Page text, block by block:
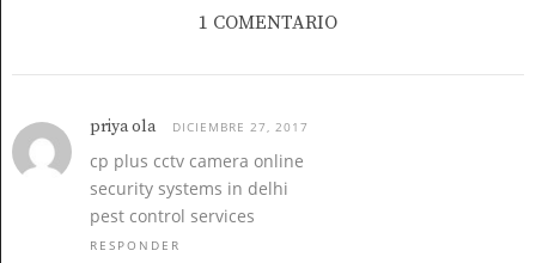
1 COMENTARIO
priya ola DICIEMBRE 27, 2017
cp plus cctv camera online
security systems in delhi
pest control services
RESPONDER